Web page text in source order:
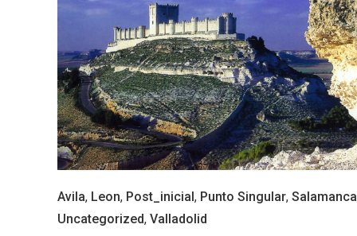
Avila, Leon, Post_inicial, Punto Singular, Salamanca
Uncategorized, Valladolid
Ultimas entradas